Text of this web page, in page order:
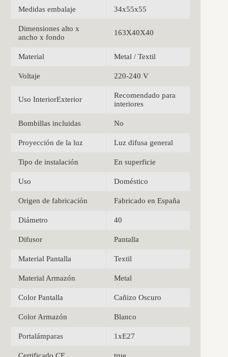
Medidas embalaje 34x55x55
Dimensiones alto x
ancho x fondo
163X40X40
Material Metal / Textil
Voltaje 220-240 V
Uso InteriorExterior
Recomendado para
interiores
Bombillas incluidas No
Proyección de la luz Luz difusa general
Tipo de instalación En superficie
Uso Doméstico
Origen de fabricación Fabricado en España
Diámetro 40
Difusor Pantalla
Material Pantalla Textil
Material Armazón Metal
Color Pantalla Cañizo Oscuro
Color Armazón Blanco
Portalámparas 1xE27
Certificado CE true